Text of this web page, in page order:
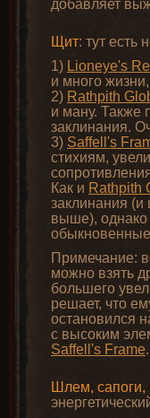
добавляет
Щит: тут есть
1) Lioneye's
и много
2) Rathpith
и ману. Также
заклинания.
3) Saffell's
стихиям,
Как и Rathpith
заклинания (и
выше), однако
обыкновенные
Примечание:
можно взять
большего
решает, что
остановился
с высоким
Saffell's Frame.
Шлем, сапоги,